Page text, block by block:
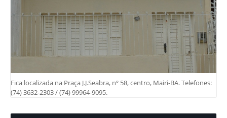
Fica localizada na Praça J.J.Seabra, nº 58, centro, Mairi-BA. Telefones:
(74) 3632-2303 / (74) 99964-9095.